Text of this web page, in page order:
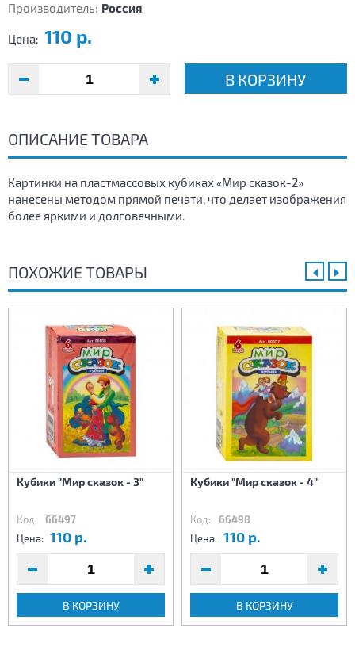
Производитель: Россия
Цена: 110 р.
В КОРЗИНУ
ОПИСАНИЕ ТОВАРА
Картинки на пластмассовых кубиках «Мир сказок-2»
нанесены методом прямой печати, что делает изображения
более яркими и долговечными.
ПОХОЖИЕ ТОВАРЫ
Кубики "Мир сказок - 3"
Код: 66497
Цена: 110 р.
В КОРЗИНУ
Кубики "Мир сказок - 4"
Код: 66498
Цена: 110 р.
В КОРЗИНУ